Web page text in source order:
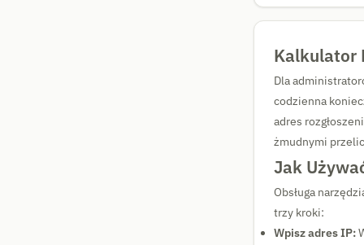
Kalkulator
Dla
codzienna
adres
żmudnymi
Jak
Obsługa
trzy kroki:
Wpisz adres IP: